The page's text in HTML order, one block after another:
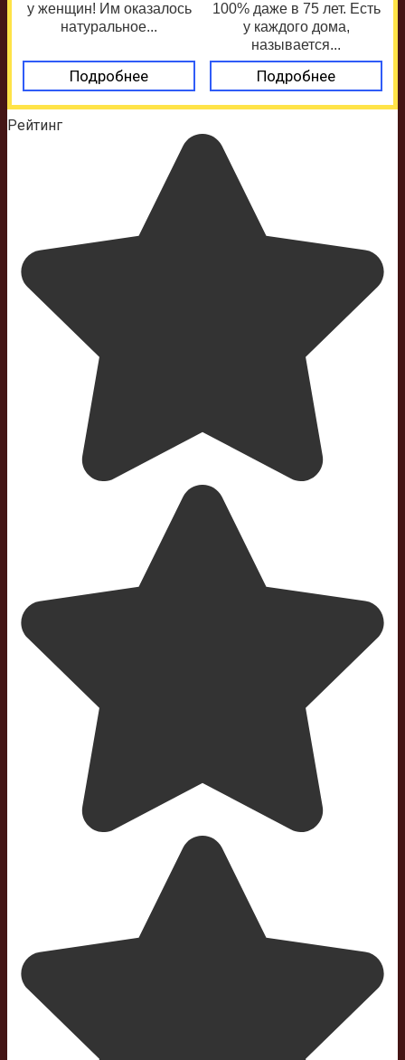
у женщин! Им оказалось
натуральное...
Подробнее
100% даже в 75 лет. Есть
у каждого дома,
называется...
Подробнее
Рейтинг